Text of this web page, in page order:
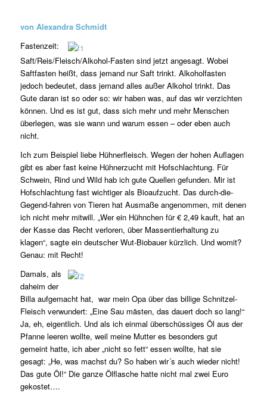
von Alexandra Schmidt
Fastenzeit:
Saft/Reis/Fleisch/Alkohol-Fasten sind jetzt angesagt. Wobei
Saftfasten heißt, dass jemand nur Saft trinkt. Alkoholfasten
jedoch bedeutet, dass jemand alles außer Alkohol trinkt. Das
Gute daran ist so oder so: wir haben was, auf das wir verzichten
können. Und es ist gut, dass sich mehr und mehr Menschen
überlegen, was sie wann und warum essen – oder eben auch
nicht.
Ich zum Beispiel liebe Hühnerfleisch. Wegen der hohen Auflagen
gibt es aber fast keine Hühnerzucht mit Hofschlachtung. Für
Schwein, Rind und Wild hab ich gute Quellen gefunden. Mir ist
Hofschlachtung fast wichtiger als Bioaufzucht. Das durch-die-
Gegend-fahren von Tieren hat Ausmaße angenommen, mit denen
ich nicht mehr mitwill. „Wer ein Hühnchen für € 2,49 kauft, hat an
der Kasse das Recht verloren, über Massentierhaltung zu
klagen“, sagte ein deutscher Wut-Biobauer kürzlich. Und womit?
Genau: mit Recht!
Damals, als
daheim der
Billa aufgemacht hat, war mein Opa über das billige Schnitzel-
Fleisch verwundert: „Eine Sau mästen, das dauert doch so lang!“
Ja, eh, eigentlich. Und als ich einmal überschüssiges Öl aus der
Pfanne leeren wollte, weil meine Mutter es besonders gut
gemeint hatte, ich aber „nicht so fett“ essen wollte, hat sie
gesagt: „He, was machst du? So haben wir´s auch wieder nicht!
Das gute Öl!“ Die ganze Ölflasche hatte nicht mal zwei Euro
gekostet….